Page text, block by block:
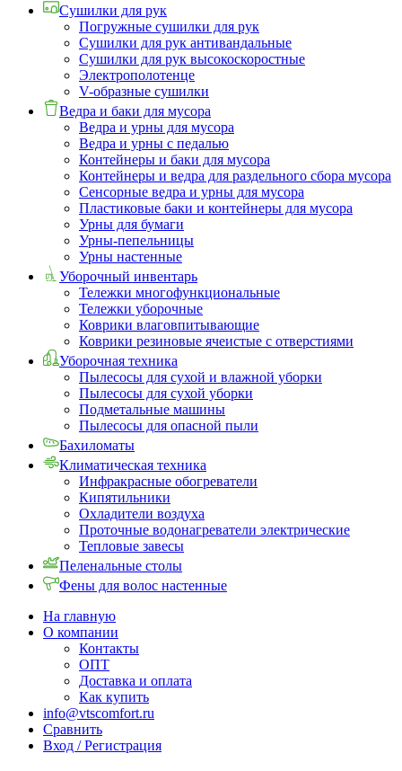
Сушилки для рук
Погружные сушилки для рук
Сушилки для рук антивандальные
Сушилки для рук высокоскоростные
Электрополотенце
V-образные сушилки
Ведра и баки для мусора
Ведра и урны для мусора
Ведра и урны с педалью
Контейнеры и баки для мусора
Контейнеры и ведра для раздельного сбора мусора
Сенсорные ведра и урны для мусора
Пластиковые баки и контейнеры для мусора
Урны для бумаги
Урны-пепельницы
Урны настенные
Уборочный инвентарь
Тележки многофункциональные
Тележки уборочные
Коврики влаговпитывающие
Коврики резиновые ячеистые с отверстиями
Уборочная техника
Пылесосы для сухой и влажной уборки
Пылесосы для сухой уборки
Подметальные машины
Пылесосы для опасной пыли
Бахиломаты
Климатическая техника
Инфракрасные обогреватели
Кипятильники
Охладители воздуха
Проточные водонагреватели электрические
Тепловые завесы
Пеленальные столы
Фены для волос настенные
На главную
О компании
Контакты
ОПТ
Доставка и оплата
Как купить
info@vtscomfort.ru
Сравнить
Вход / Регистрация